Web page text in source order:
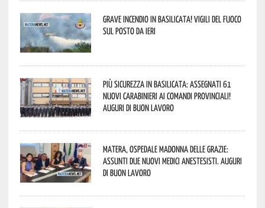
Grave incendio in Basilicata! Vigili del fuoco
sul posto da ieri
Più sicurezza in Basilicata: assegnati 61
nuovi Carabinieri ai Comandi provinciali!
Auguri di buon lavoro
Matera, Ospedale Madonna delle Grazie:
assunti due nuovi medici anestesisti. Auguri
di buon lavoro